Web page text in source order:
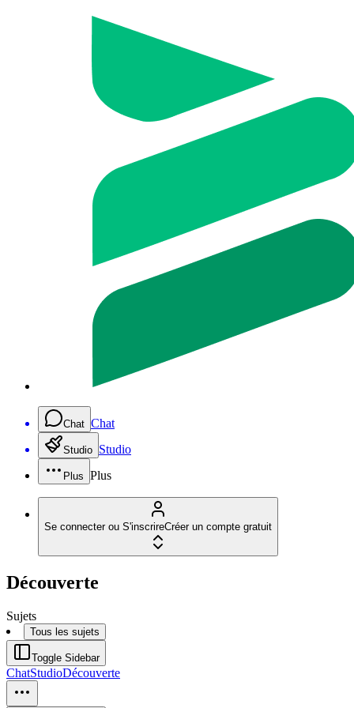
Chat Chat
Studio Studio
Plus Plus
Se connecter ou S'inscrireCréer un compte gratuit
Découverte
Sujets
Tous les sujets
Toggle Sidebar
ChatStudioDécouverte